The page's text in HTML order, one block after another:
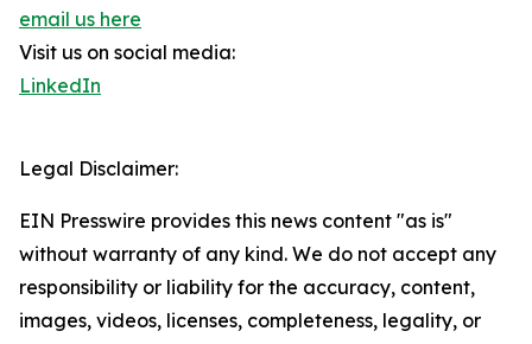
email us here
Visit us on social media:
LinkedIn
Legal Disclaimer:
EIN Presswire provides this news content "as is"
without warranty of any kind. We do not accept any
responsibility or liability for the accuracy, content,
images, videos, licenses, completeness, legality, or